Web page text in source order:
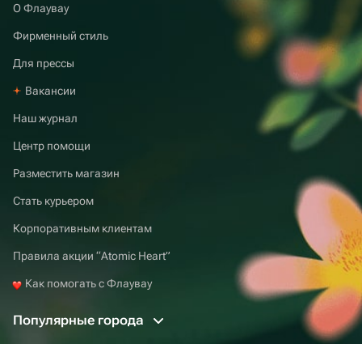
О Флаувау
Фирменный стиль
Для прессы
Вакансии
Наш журнал
Центр помощи
Разместить магазин
Стать курьером
Корпоративным клиентам
Правила акции “Atomic Heart”
Как помогать с Флаувау
Популярные города